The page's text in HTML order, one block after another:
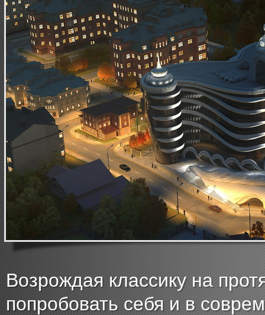
Возрождая классику на
попробовать себя и в